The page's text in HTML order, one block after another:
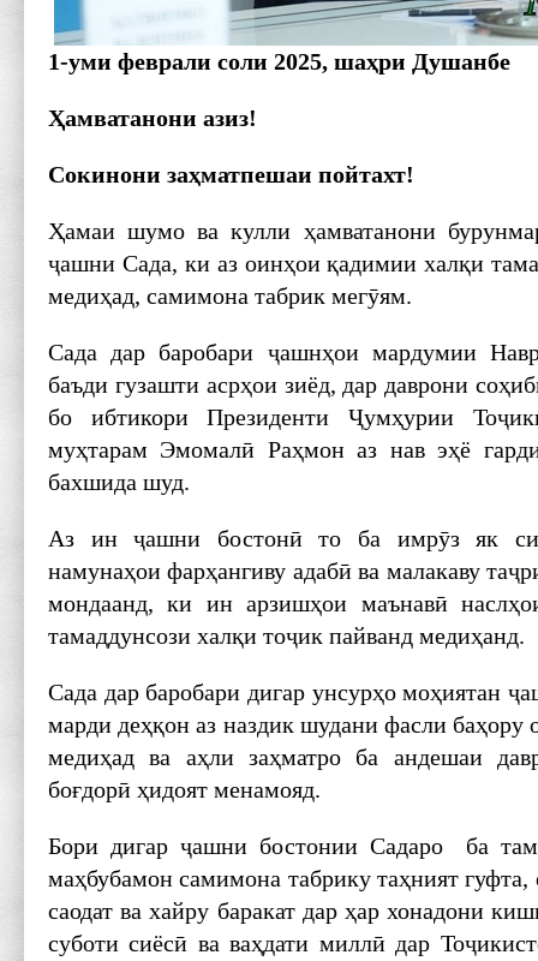
1-уми феврали соли 2025, шаҳри Душанбе
Ҳамватанони азиз!
Сокинони заҳматпешаи пойтахт!
Ҳамаи шумо ва кулли ҳамватанони
ҷашни Сада, ки аз оинҳои қадимии халқи
медиҳад, самимона табрик мегӯям.
Сада дар баробари ҷашнҳои мардумии
баъди гузаш­ти асрҳои зиёд, дар даврони
бо ибтикори Президенти Ҷумҳурии
муҳтарам Эмомалӣ Раҳмон аз нав эҳё
бахшида шуд.
Аз ин ҷашни бостонӣ то ба имрӯз як
намунаҳои фарҳангиву адабӣ ва малакаву
мондаанд, ки ин арзишҳои маънавӣ
тамаддунсози халқи тоҷик пайванд медиҳанд.
Сада дар баробари дигар унсурҳо моҳиятан
марди деҳқон аз наздик шудани фасли баҳору
медиҳад ва аҳли заҳматро ба андешаи
боғдорӣ ҳидоят менамояд.
Бори дигар ҷашни бостонии Садаро ба
маҳбубамон самимона табрику таҳният
саодат ва хайру баракат дар ҳар хонадони
суботи сиёсӣ ва ваҳдати миллӣ дар